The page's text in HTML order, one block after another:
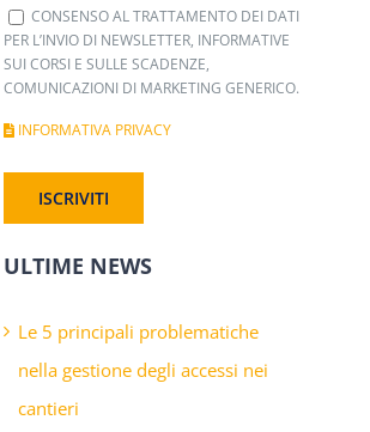
CONSENSO AL TRATTAMENTO DEI DATI
PER L’INVIO DI NEWSLETTER, INFORMATIVE
SUI CORSI E SULLE SCADENZE,
COMUNICAZIONI DI MARKETING GENERICO.
INFORMATIVA PRIVACY
ULTIME NEWS
Le 5 principali problematiche
nella gestione degli accessi nei
cantieri